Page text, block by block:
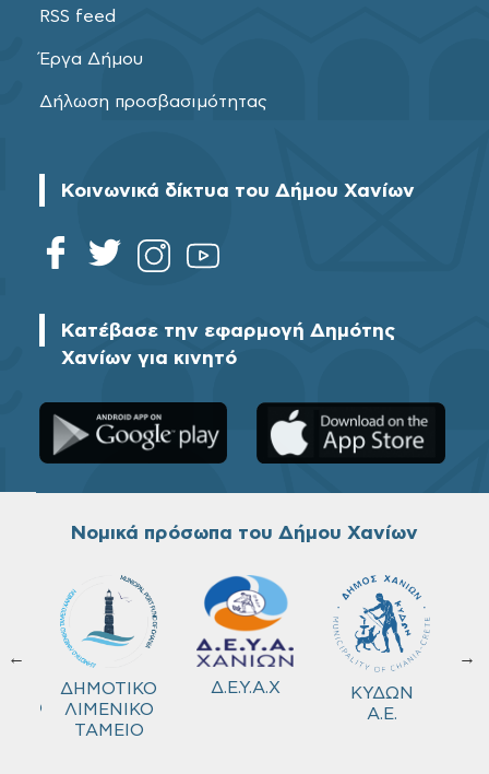
RSS feed
Έργα Δήμου
Δήλωση προσβασιμότητας
Κοινωνικά δίκτυα του Δήμου Χανίων
Κατέβασε την εφαρμογή Δημότης
Χανίων για κινητό
Νομικά πρόσωπα του Δήμου Χανίων
←
ΔΗΜΟΤΙΚΟ
ΛΙΜΕΝΙΚΟ
ΤΑΜΕΙΟ
Δ.Ε.Υ.Α.Χ
ΚΥΔΩΝ
Α.Ε.
→